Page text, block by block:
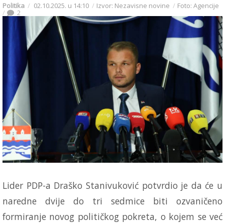
Politika 02.10.2025. u 14:10 Izvor: Nezavisne novine Foto: Agencije
2
Lider PDP-a Draško Stanivuković potvrdio je da će u
naredne dvije do tri sedmice biti ozvaničeno
formiranje novog političkog pokreta, o kojem se već